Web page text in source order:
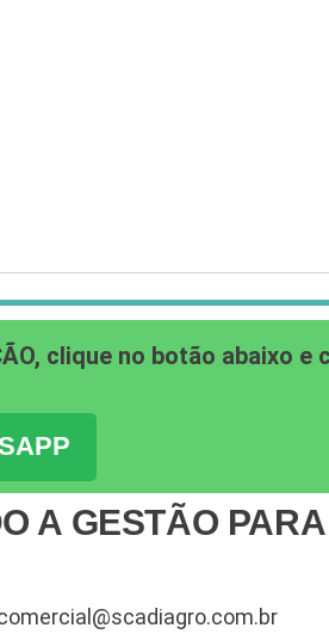
clique no botão abaixo e
A GESTÃO